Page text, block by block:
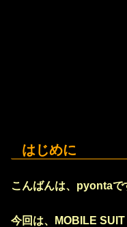
はじめに
こんばんは、pyontaで
今回は、MOBILE